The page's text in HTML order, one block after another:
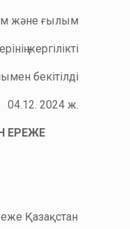
және ғылым
жергілікті
бекітілді
04.12. 2024 ж.
ЕРЕЖЕ
Қазақстан